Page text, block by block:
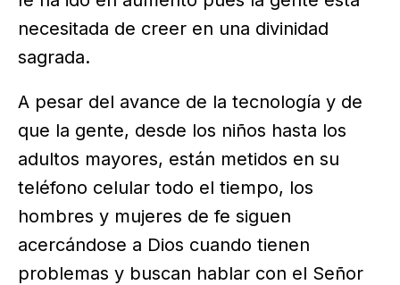
necesitada de creer en una divinidad
sagrada.
A pesar del avance de la tecnología y de
que la gente, desde los niños hasta los
adultos mayores, están metidos en su
teléfono celular todo el tiempo, los
hombres y mujeres de fe siguen
acercándose a Dios cuando tienen
problemas y buscan hablar con el Señor